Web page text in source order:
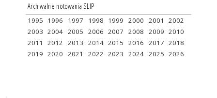
Archiwalne notowania SLIP
1995 1996 1997 1998 1999 2000 2001
2002
2003 2004 2005 2006 2007 2008 2009 2010
2011
2012 2013 2014 2015 2016 2017 2018
2019 2020 2021 2022 2023 2024 2025 2026